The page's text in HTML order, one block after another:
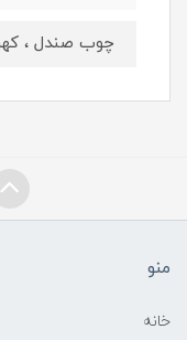
چوب صندل ،
منو
خانه